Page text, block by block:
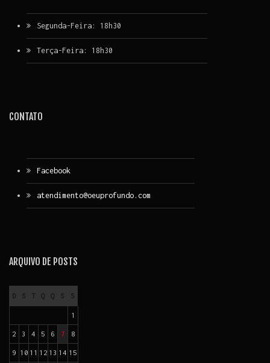
Segunda-Feira: 18h30
Terça-Feira: 18h30
CONTATO
Facebook
atendimento@oeuprofundo.com
ARQUIVO DE POSTS
D S Q Q S S
1
2 3 4 5 6 7 8
9 10 11 12 13 14 15